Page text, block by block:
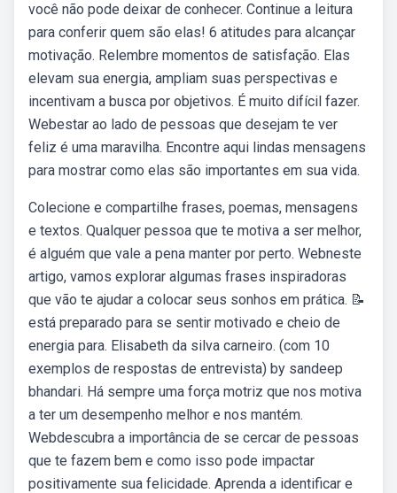
você não pode deixar de conhecer. Continue a leitura
para conferir quem são elas! 6 atitudes para alcançar
motivação. Relembre momentos de satisfação. Elas
elevam sua energia, ampliam suas perspectivas e
incentivam a busca por objetivos. É muito difícil fazer.
Webestar ao lado de pessoas que desejam te ver
feliz é uma maravilha. Encontre aqui lindas mensagens
para mostrar como elas são importantes em sua vida.
Colecione e compartilhe frases, poemas, mensagens
e textos. Qualquer pessoa que te motiva a ser melhor,
é alguém que vale a pena manter por perto. Webneste
artigo, vamos explorar algumas frases inspiradoras
que vão te ajudar a colocar seus sonhos em prática. 📝
está preparado para se sentir motivado e cheio de
energia para. Elisabeth da silva carneiro. (com 10
exemplos de respostas de entrevista) by sandeep
bhandari. Há sempre uma força motriz que nos motiva
a ter um desempenho melhor e nos mantém.
Webdescubra a importância de se cercar de pessoas
que te fazem bem e como isso pode impactar
positivamente sua felicidade. Aprenda a identificar e